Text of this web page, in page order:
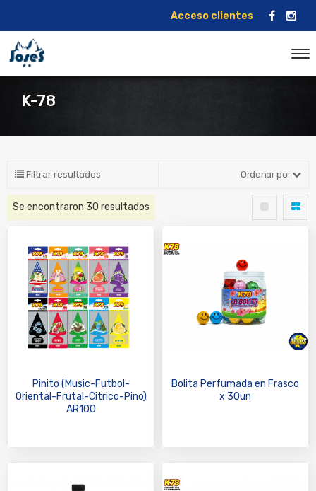
Acceso clientes
K-78
Filtrar resultados Ordenar por
Se encontraron 30 resultados
Pinito (Music-Futbol-
Oriental-Frutal-Citrico-Pino)
AR100
Bolita Perfumada en Frasco
x 30un